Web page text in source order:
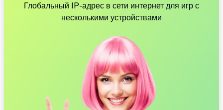
Глобальный IP-адрес в сети интернет для игр с
несколькими устройствами